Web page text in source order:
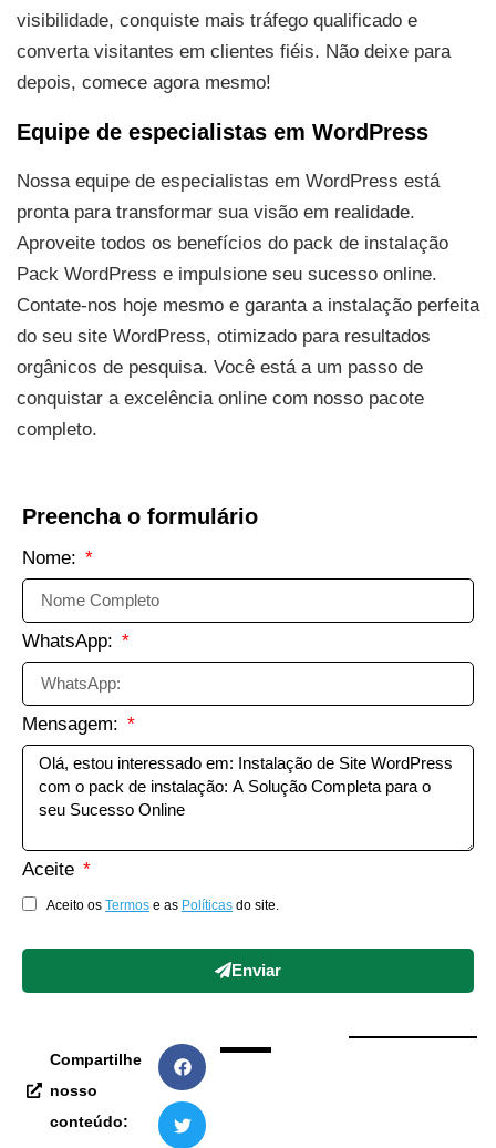
visibilidade, conquiste mais tráfego qualificado e
converta visitantes em clientes fiéis. Não deixe para
depois, comece agora mesmo!
Equipe de especialistas em WordPress
Nossa equipe de especialistas em WordPress está
pronta para transformar sua visão em realidade.
Aproveite todos os benefícios do pack de instalação
Pack WordPress e impulsione seu sucesso online.
Contate-nos hoje mesmo e garanta a instalação perfeita
do seu site WordPress, otimizado para resultados
orgânicos de pesquisa. Você está a um passo de
conquistar a excelência online com nosso pacote
completo.
Preencha o formulário
Nome:
WhatsApp:
Mensagem:
Aceite
Aceito os Termos e as Políticas do site.
Enviar
Compartilhe
nosso
conteúdo: